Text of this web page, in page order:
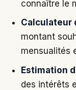
connaître le
Calculateur
montant
mensualités
Estimation
des intérêts